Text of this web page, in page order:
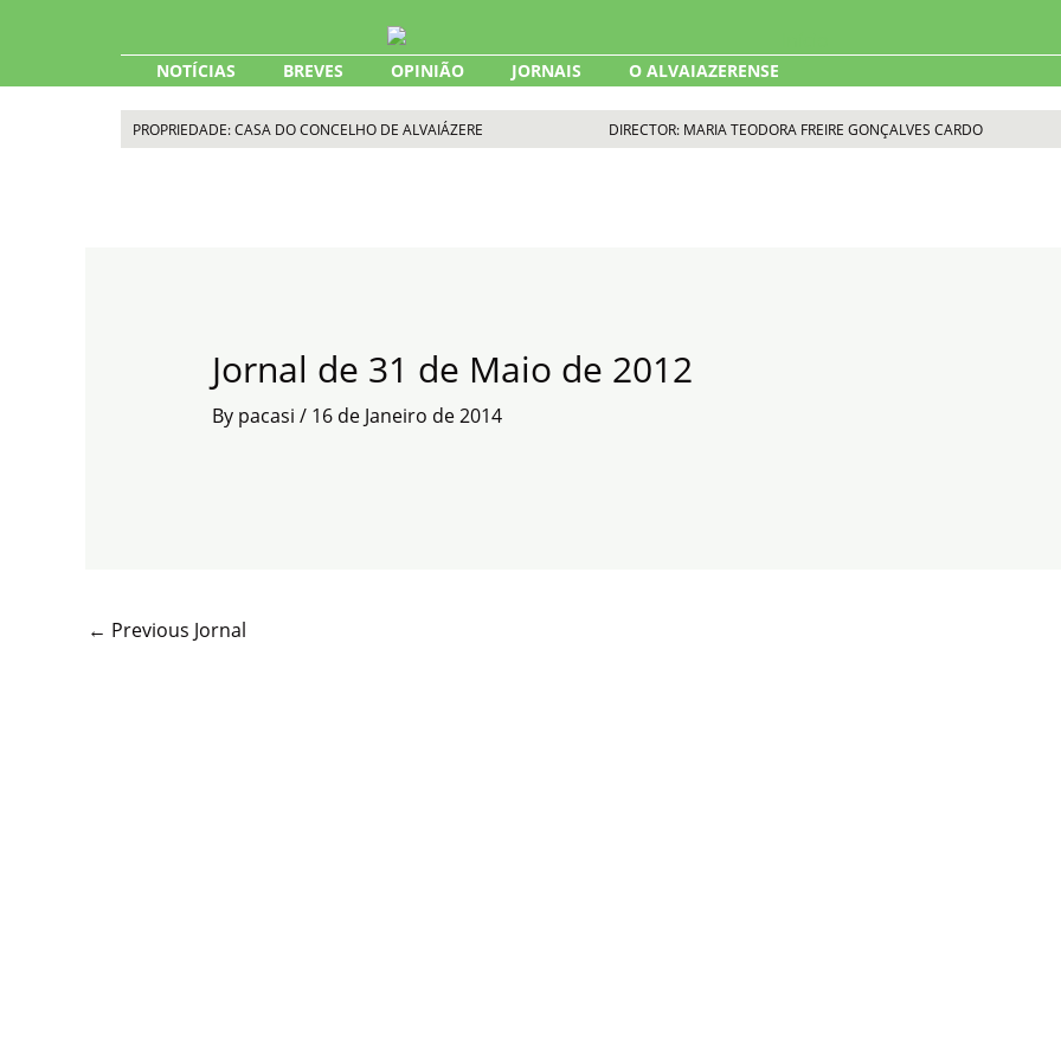
NOTÍCIAS BREVES OPINIÃO JORNAIS O ALVAIAZERENSE
PROPRIEDADE: CASA DO CONCELHO DE ALVAIÁZERE DIRECTOR: MARIA TEODORA FREIRE GONÇALVES CARDO
Jornal de 31 de Maio de 2012
By pacasi / 16 de Janeiro de 2014
← Previous Jornal